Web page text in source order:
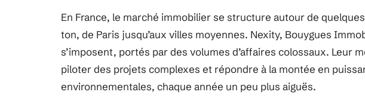
En France, le marché immobilier se structure autour de
ton, de Paris jusqu’aux villes moyennes. Nexity, Bouygues
s’imposent, portés par des volumes d’affaires colossaux. Leur
piloter des projets complexes et répondre à la montée en
environnementales, chaque année un peu plus aiguës.